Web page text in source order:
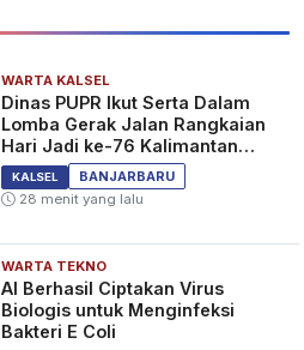
WARTA KALSEL
Dinas PUPR Ikut Serta Dalam
Lomba Gerak Jalan Rangkaian
Hari Jadi ke-76 Kalimantan
Selatan
KALSEL
BANJARBARU
28 menit yang lalu
WARTA TEKNO
AI Berhasil Ciptakan Virus
Biologis untuk Menginfeksi
Bakteri E Coli